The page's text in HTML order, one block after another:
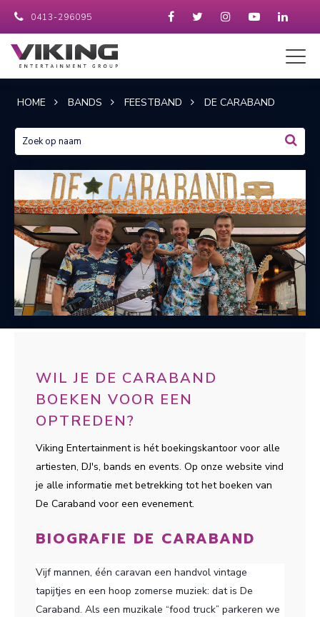
0413-296095
HOME BANDS FEESTBAND DE CARABAND
WIL JE DE CARABAND
BOEKEN VOOR EEN
OPTREDEN?
Viking Entertainment is hét boekingskantoor voor alle
artiesten, DJ's, bands en events. Op onze website vind
je alle informatie met betrekking tot het boeken van
De Caraband voor een evenement.
BIOGRAFIE DE CARABAND
Vijf mannen, één caravan een handvol vintage
tapijtjes en een hoop zomerse muziek: dat is De
Caraband. Als een muzikale “food truck” parkeren we